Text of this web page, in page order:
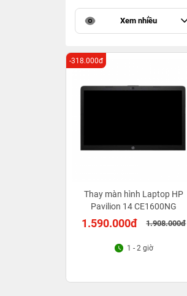
Xem nhiều
Thay màn hình Laptop HP
Pavilion 14 CE1600NG
1.590.000đ 1.908.000đ
-318.000đ
1 - 2 giờ